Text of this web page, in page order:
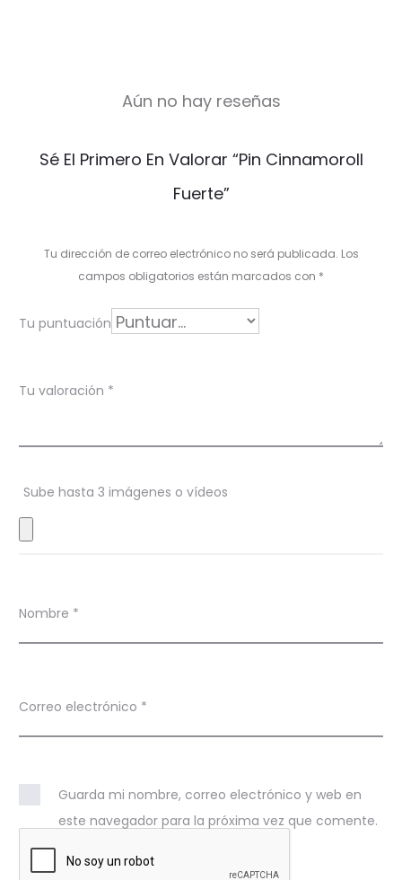
c
o
n
s
Aún no hay reseñas
Sé El Primero En Valorar “Pin Cinnamoroll
Fuerte”
Tu dirección de correo electrónico no será publicada. Los
campos obligatorios están marcados con *
Tu puntuación
Tu valoración *
Sube hasta 3 imágenes o vídeos
Nombre *
Correo electrónico *
Guarda mi nombre, correo electrónico y web en
este navegador para la próxima vez que comente.